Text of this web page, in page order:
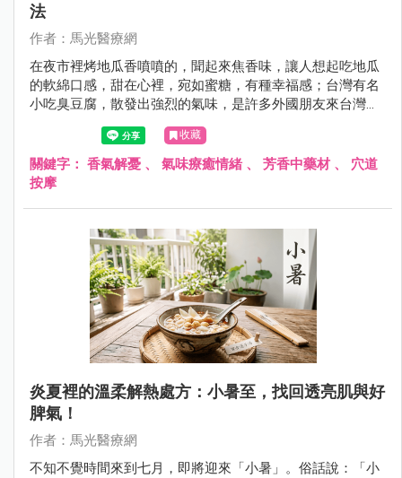
法
作者：馬光醫療網
在夜市裡烤地瓜香噴噴的，聞起來焦香味，讓人想起吃地瓜
的軟綿口感，甜在心裡，宛如蜜糖，有種幸福感；台灣有名
小吃臭豆腐，散發出強烈的氣味，是許多外國朋友來台灣想
要或是必挑戰的食物，不管它究竟是香？還是臭？都是讓人
食指大動的特色美食。
收藏
關鍵字： 香氣解憂 、 氣味療癒情緒 、 芳香中藥材 、 穴道
按摩
炎夏裡的溫柔解熱處方：小暑至，找回透亮肌與好
脾氣！
作者：馬光醫療網
不知不覺時間來到七月，即將迎來「小暑」。俗話說：「小